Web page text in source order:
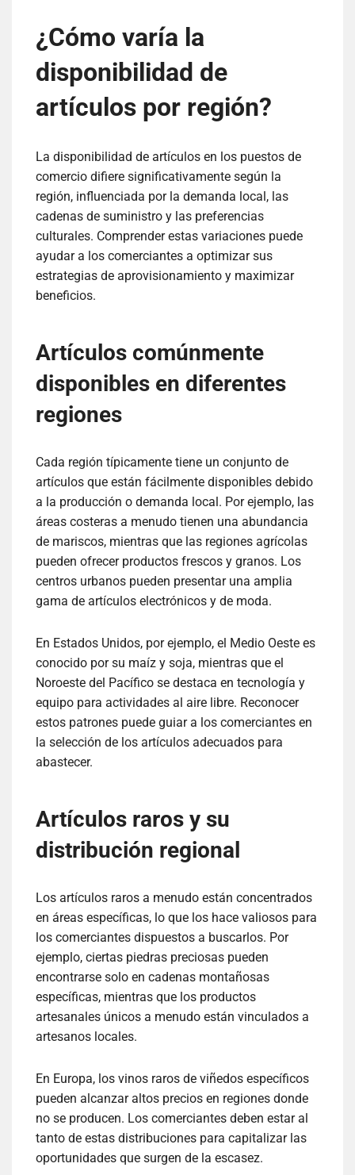
¿Cómo varía la
disponibilidad de
artículos por región?
La disponibilidad de artículos en los puestos de
comercio difiere significativamente según la
región, influenciada por la demanda local, las
cadenas de suministro y las preferencias
culturales. Comprender estas variaciones puede
ayudar a los comerciantes a optimizar sus
estrategias de aprovisionamiento y maximizar
beneficios.
Artículos comúnmente
disponibles en diferentes
regiones
Cada región típicamente tiene un conjunto de
artículos que están fácilmente disponibles debido
a la producción o demanda local. Por ejemplo, las
áreas costeras a menudo tienen una abundancia
de mariscos, mientras que las regiones agrícolas
pueden ofrecer productos frescos y granos. Los
centros urbanos pueden presentar una amplia
gama de artículos electrónicos y de moda.
En Estados Unidos, por ejemplo, el Medio Oeste es
conocido por su maíz y soja, mientras que el
Noroeste del Pacífico se destaca en tecnología y
equipo para actividades al aire libre. Reconocer
estos patrones puede guiar a los comerciantes en
la selección de los artículos adecuados para
abastecer.
Artículos raros y su
distribución regional
Los artículos raros a menudo están concentrados
en áreas específicas, lo que los hace valiosos para
los comerciantes dispuestos a buscarlos. Por
ejemplo, ciertas piedras preciosas pueden
encontrarse solo en cadenas montañosas
específicas, mientras que los productos
artesanales únicos a menudo están vinculados a
artesanos locales.
En Europa, los vinos raros de viñedos específicos
pueden alcanzar altos precios en regiones donde
no se producen. Los comerciantes deben estar al
tanto de estas distribuciones para capitalizar las
oportunidades que surgen de la escasez.